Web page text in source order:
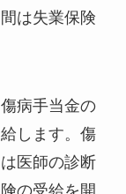
は失業保険
病手当金の
します。傷
医師の診断